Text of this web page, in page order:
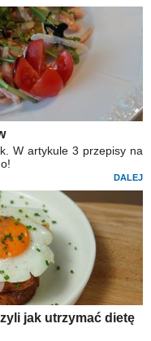
W artykule 3 przepisy na
DALEJ
jak utrzymać dietę